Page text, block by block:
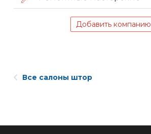
Добавить компанию
Все салоны штор